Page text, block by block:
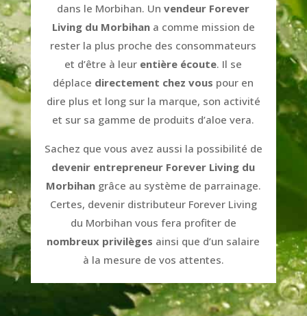
dans le Morbihan. Unvendeur Forever
Living du Morbihana comme mission de
rester la plus proche des consommateurs
et d’être à leur entière écoute. Il se
déplace directement chez vous pour en
dire plus et long sur la marque, son activité
et sur sa gamme de produits d’aloe vera.
Sachez que vous avez aussi la possibilité de
devenir entrepreneur Forever Living du
Morbihangrâce au système de parrainage.
Certes, devenir distributeur Forever Living
du Morbihan vous fera profiter de
nombreux privilèges ainsi que d’un salaire
à la mesure de vos attentes.